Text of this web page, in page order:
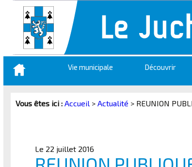
Aller
contenu
Vie municipale Découvrir
Vous êtes ici : Accueil> Actualité > REUNION
Le 22 juillet 2016